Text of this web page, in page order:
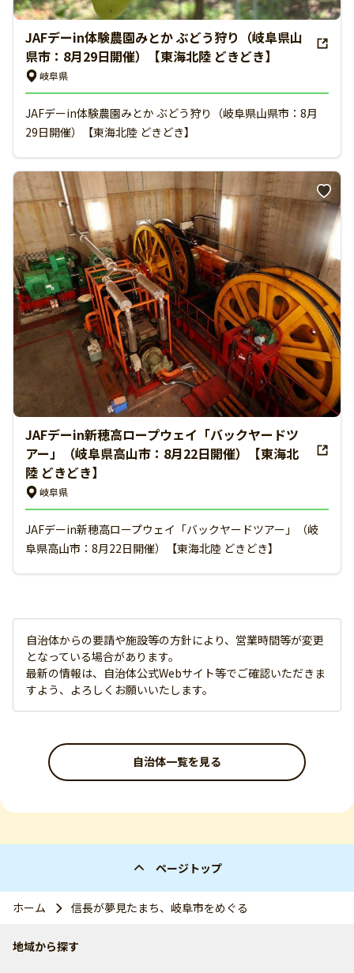
JAFデーin体験農園みとか ぶどう狩り（岐阜県山
県市：8月29日開催）【東海北陸 どきどき】
岐阜県
JAFデーin体験農園みとか ぶどう狩り（岐阜県山県市：8月
29日開催）【東海北陸 どきどき】
JAFデーin新穂高ロープウェイ「バックヤードツ
アー」（岐阜県高山市：8月22日開催）【東海北
陸 どきどき】
岐阜県
JAFデーin新穂高ロープウェイ「バックヤードツアー」（岐
阜県高山市：8月22日開催）【東海北陸 どきどき】
自治体からの要請や施設等の方針により、営業時間等が変更
となっている場合があります。
最新の情報は、自治体公式Webサイト等でご確認いただきま
すよう、よろしくお願いいたします。
自治体一覧を見る
ページトップ
ホーム 信長が夢見たまち、岐阜市をめぐる
地域から探す